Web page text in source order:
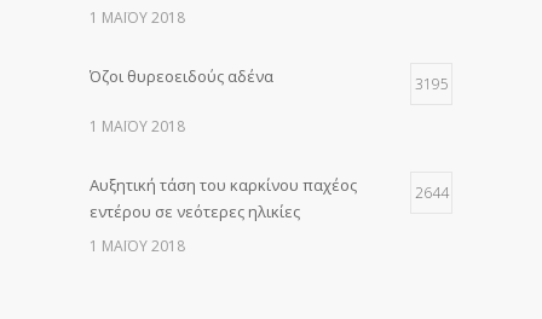
1 ΜΑΪ́ΟΥ 2018
Όζοι θυρεοειδούς αδένα 3195
1 ΜΑΪ́ΟΥ 2018
Αυξητική τάση του καρκίνου παχέος
εντέρου σε νεότερες ηλικίες
2644
1 ΜΑΪ́ΟΥ 2018